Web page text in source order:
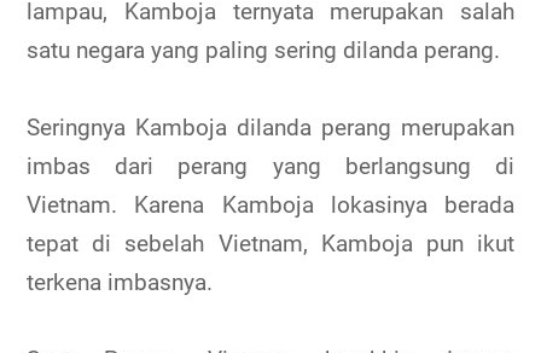
lampau, Kamboja ternyata merupakan salah
satu negara yang paling sering dilanda perang.
Seringnya Kamboja dilanda perang merupakan
imbas dari perang yang berlangsung di
Vietnam. Karena Kamboja lokasinya berada
tepat di sebelah Vietnam, Kamboja pun ikut
terkena imbasnya.